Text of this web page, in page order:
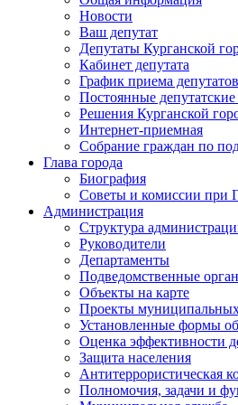
Новости
Ваш депутат
Депутаты Курганской
Кабинет депутата
График приема депутатов
Постоянные
Решения Курганской
Интернет-приемная
Собрание граждан по
Глава города
Биография
Советы и комиссии при
Администрация
Структура
Руководители
Департаменты
Подведомственные
Объекты на карте
Проекты
Установленные формы
Оценка эффективности
Защита населения
Антитеррористическая
Полномочия, задачи и